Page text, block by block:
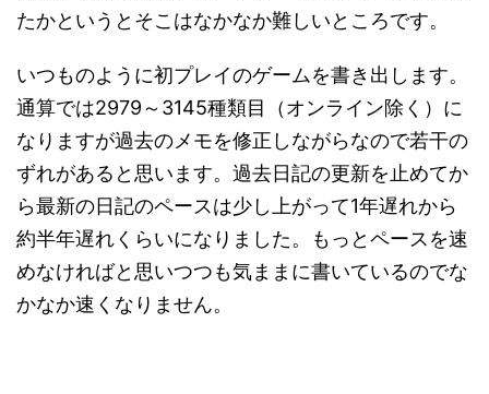
たかというとそこはなかなか難しいところです。
いつものように初プレイのゲームを書き出します。
通算では2979～3145種類目（オンライン除く）に
なりますが過去のメモを修正しながらなので若干の
ずれがあると思います。過去日記の更新を止めてか
ら最新の日記のペースは少し上がって1年遅れから
約半年遅れくらいになりました。もっとペースを速
めなければと思いつつも気ままに書いているのでな
かなか速くなりません。